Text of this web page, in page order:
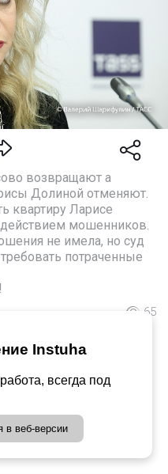
Instuha
всегда под
в веб-версии
возвращают а
Долиной отменяют.
квартиру Ларисе
мошенников.
не имела, но суд
потраченные
65